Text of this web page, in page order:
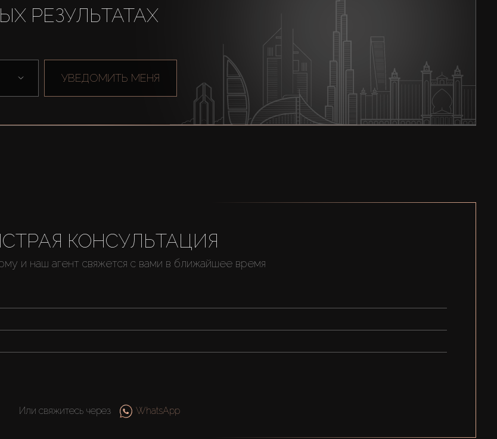
РЕЗУЛЬТАТАХ
УВЕДОМИТЬ МЕНЯ
КОНСУЛЬТАЦИЯ
и наш агент свяжется с вами в ближайшее время
Или свяжитесь через WhatsApp